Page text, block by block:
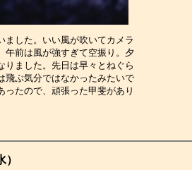
ました。いい風が吹いてカメラ
午前は風が強すぎて空振り。夕
りました。先日は早々とねぐら
飛ぶ気分ではなかったみたいで
たので、頑張った甲斐があり
ぐれですね。